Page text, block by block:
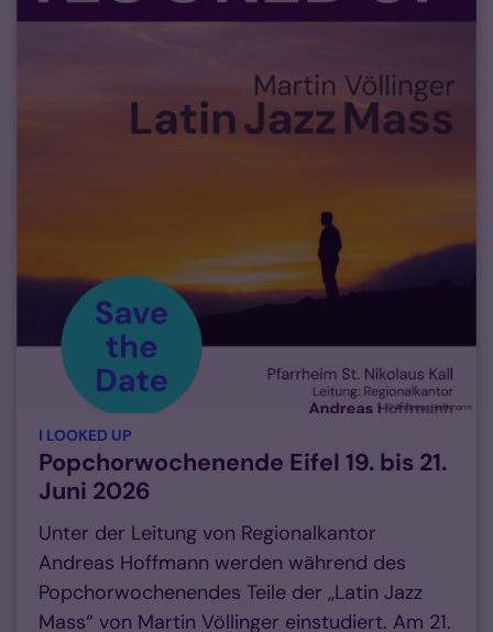
© Andreas Hoffmann
I LOOKED UP
Popchorwochenende Eifel 19. bis 21.
Juni 2026
Unter der Leitung von Regionalkantor
Andreas Hoffmann werden während des
Popchorwochenendes Teile der „Latin Jazz
Mass“ von Martin Völlinger einstudiert. Am 21.